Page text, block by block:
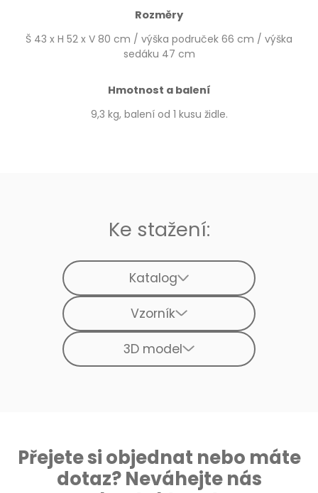
Rozměry
Š 43 x H 52 x V 80 cm / výška područek 66 cm / výška
sedáku 47 cm
Hmotnost a balení
9,3 kg, balení od 1 kusu židle.
Ke stažení:
Katalog
Vzorník
3D model
Přejete si objednat nebo máte
dotaz? Neváhejte nás